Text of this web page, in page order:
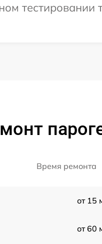
тестировании
Время ремонта
от 15
от 60